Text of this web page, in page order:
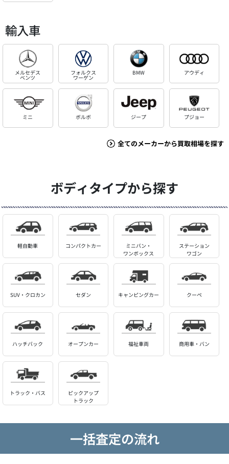
輸入車
メルセデス
ベンツ
フォルクス
ワーゲン
BMW アウディ
ミニ ボルボ ジープ プジョー
全てのメーカーから買取相場を探す
ボディタイプから探す
軽自動車 コンパクトカー
ミニバン・
ワンボックス
ステーション
ワゴン
SUV・クロカン セダン キャンピングカー クーペ
ハッチバック オープンカー 福祉車両 商用車・バン
トラック・バス
ピックアップ
トラック
一括査定の流れ